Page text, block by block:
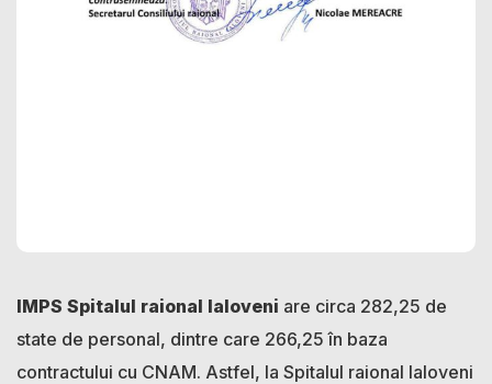
IMPS Spitalul raional Ialoveni are circa 282,25 de
state de personal, dintre care 266,25 în baza
contractului cu CNAM. Astfel, la Spitalul raional Ialoveni